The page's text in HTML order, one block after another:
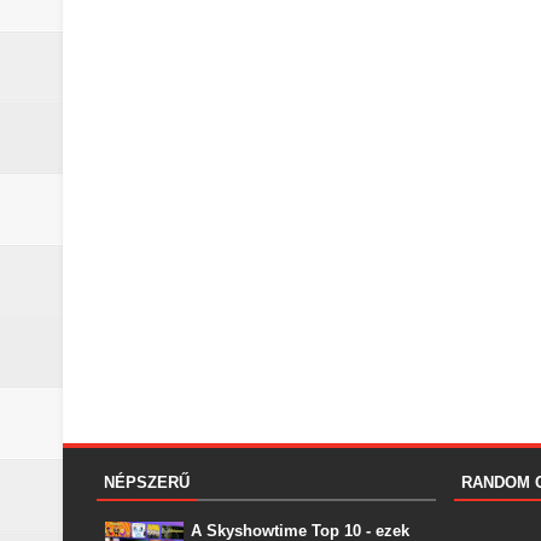
NÉPSZERŰ
A Skyshowtime Top 10 - ezek
RANDOM